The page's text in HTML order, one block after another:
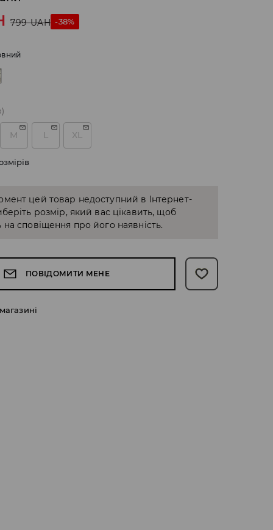
799 UAH -38%
M L XL
цей товар недоступний в Інтернет-
розмір, який вас цікавить, щоб
на сповіщення про його наявність.
ПОВІДОМИТИ МЕНЕ